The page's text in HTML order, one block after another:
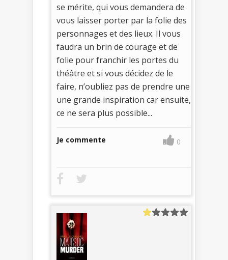
se mérite, qui vous demandera de
vous laisser porter par la folie des
personnages et des lieux. Il vous
faudra un brin de courage et de
folie pour franchir les portes du
théâtre et si vous décidez de le
faire, n’oubliez pas de prendre une
une grande inspiration car ensuite,
ce ne sera plus possible...
Je commente 0